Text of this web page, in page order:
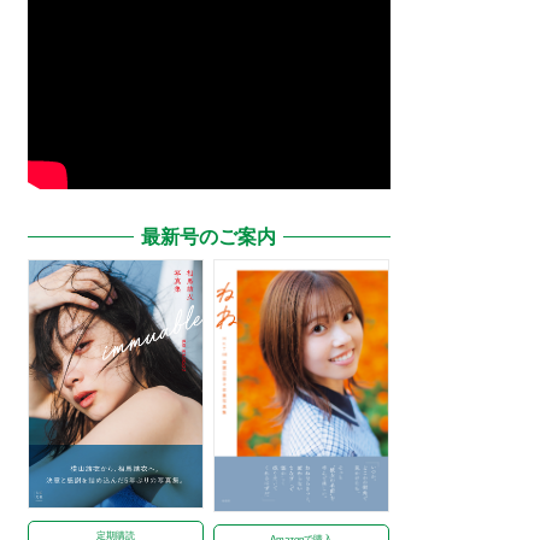
最新号のご案内
定期購読